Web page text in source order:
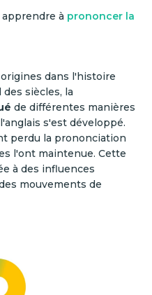
à prononcer la
dans l'histoire
siècles, la
de différentes manières
s'est développé.
perdu la prononciation
l'ont maintenue. Cette
à des influences
mouvements de